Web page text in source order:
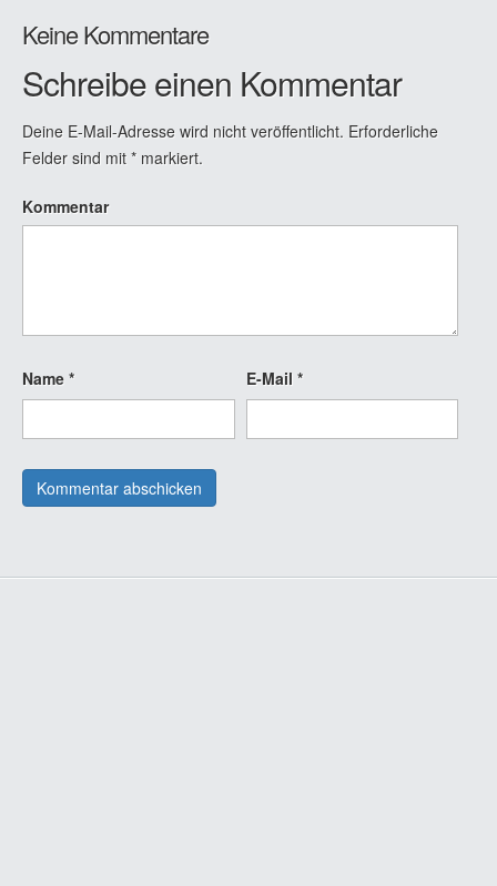
Keine Kommentare
Schreibe einen Kommentar
Deine E-Mail-Adresse wird nicht veröffentlicht. Erforderliche
Felder sind mit * markiert.
Kommentar
Name * E-Mail *